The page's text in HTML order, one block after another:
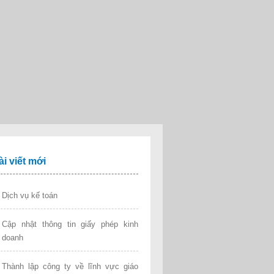
viết mới
Dịch vụ kế toán
Cập nhật thông tin giấy phép kinh
doanh
Thành lập công ty về lĩnh vực giáo